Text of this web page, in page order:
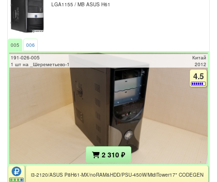
LGA1155 / MB ASUS H61
005
006
191-026-005
1 шт на _Шереметьево-1
Китай
2012
4.5
2 310 ₽
i3-2120/ASUS P8H61-MX/noRAM&HDD/PSU-450W/MidiTower17" CODEGEN